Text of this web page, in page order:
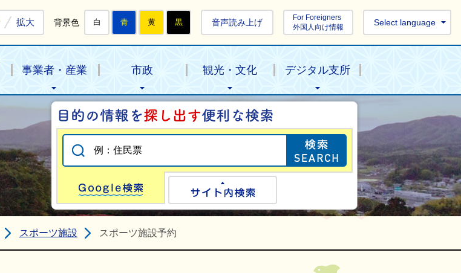
拡大 背景色 白 青 黄 黒 音声読み上げ
For Foreigners
外国人向け情報
Select language
事業者・産業 市政 観光・文化 デジタル支所
目的の情報を探
Google検索
スポーツ施設 スポーツ施設予約